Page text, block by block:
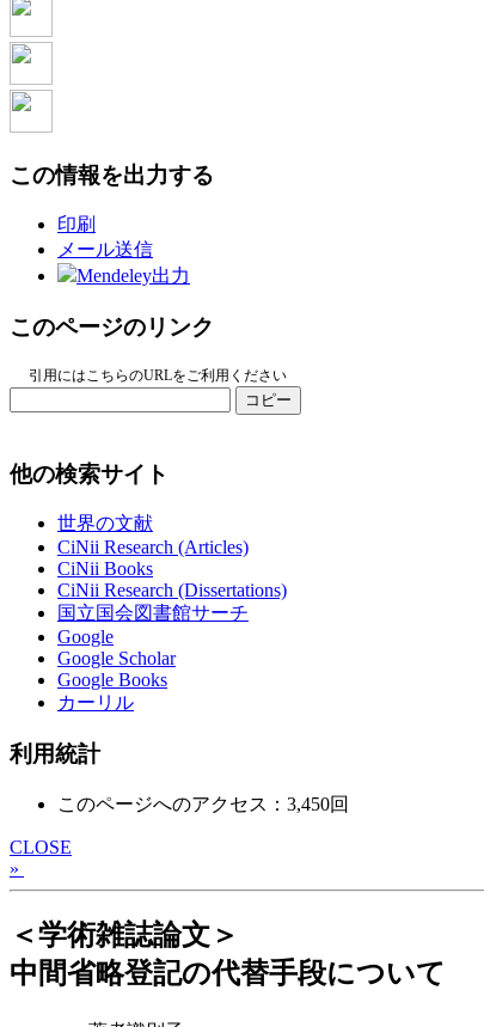
この情報を出力する
印刷
メール送信
Mendeley出力
このページのリンク
引用にはこちらのURLをご利用ください
コピー
他の検索サイト
世界の文献
CiNii Research (Articles)
CiNii Books
CiNii Research (Dissertations)
国立国会図書館サーチ
Google
Google Scholar
Google Books
カーリル
利用統計
このページへのアクセス：3,450回
CLOSE
»
＜学術雑誌論文＞
中間省略登記の代替手段について